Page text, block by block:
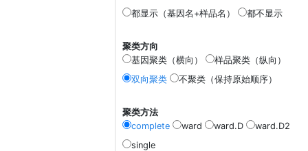
都显示（基因名+样品名）
都不显示
聚类方向
基因聚类（横向）
样品聚类（纵向）
双向聚类
不聚类（保持原始顺序）
聚类方法
complete
ward ward.D
ward.D2
single